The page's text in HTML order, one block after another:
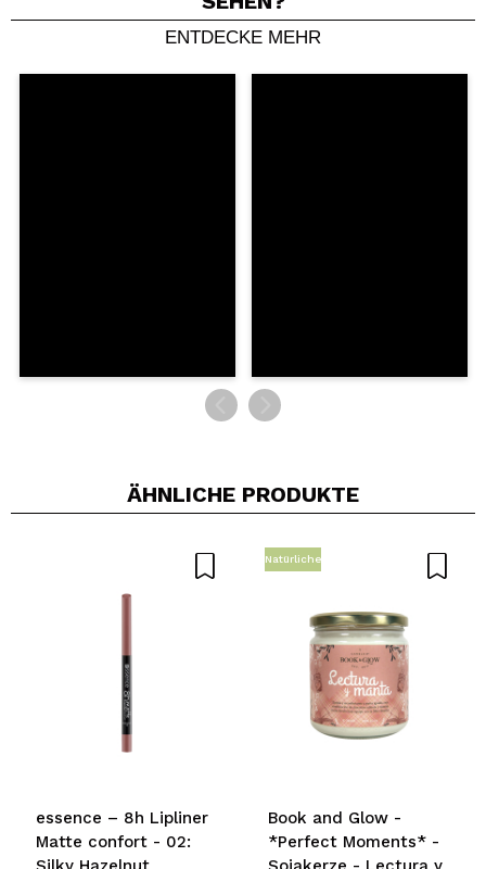
Ein Video oder Foto teilen
Dein Video könnte das erste sein. Stell es dir vor...
ENTDECKE MEHR
ÄHNLICHE PRODUKTE
essence – 8h Lipliner
Matte confort - 02:
Natürliche
Book and Glow -
*Perfect Moments* -